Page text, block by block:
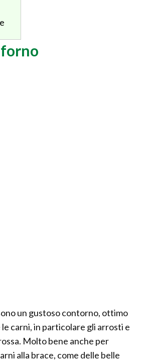
un gustoso contorno, ottimo
carni, in particolare gli arrosti e
Molto bene anche per
alla brace, come delle belle